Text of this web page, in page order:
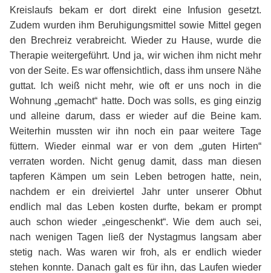
Kreislaufs bekam er dort direkt eine Infusion gesetzt.
Zudem wurden ihm Beruhigungsmittel sowie Mittel gegen
den Brechreiz verabreicht. Wieder zu Hause, wurde die
Therapie weitergeführt. Und ja, wir wichen ihm nicht mehr
von der Seite. Es war offensichtlich, dass ihm unsere Nähe
guttat. Ich weiß nicht mehr, wie oft er uns noch in die
Wohnung „gemacht“ hatte. Doch was solls, es ging einzig
und alleine darum, dass er wieder auf die Beine kam.
Weiterhin mussten wir ihn noch ein paar weitere Tage
füttern. Wieder einmal war er von dem „guten Hirten“
verraten worden. Nicht genug damit, dass man diesen
tapferen Kämpen um sein Leben betrogen hatte, nein,
nachdem er ein dreiviertel Jahr unter unserer Obhut
endlich mal das Leben kosten durfte, bekam er prompt
auch schon wieder „eingeschenkt“. Wie dem auch sei,
nach wenigen Tagen ließ der Nystagmus langsam aber
stetig nach. Was waren wir froh, als er endlich wieder
stehen konnte. Danach galt es für ihn, das Laufen wieder